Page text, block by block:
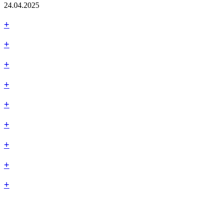
24.04.2025
+
+
+
+
+
+
+
+
+